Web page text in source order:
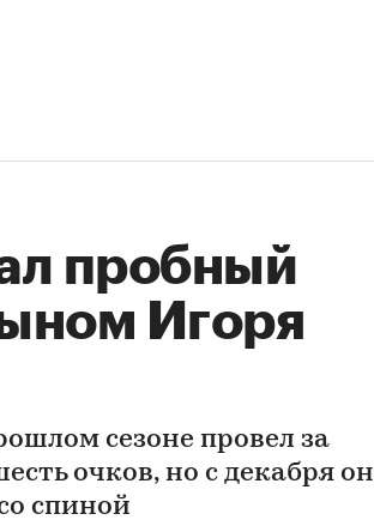
пробный
Игоря
сезоне провел за
очков, но с декабря он
спиной